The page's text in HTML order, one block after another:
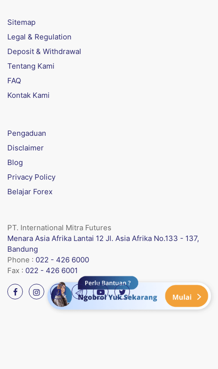
Sitemap
Legal & Regulation
Deposit & Withdrawal
Tentang Kami
FAQ
Kontak Kami
Pengaduan
Disclaimer
Blog
Privacy Policy
Belajar Forex
PT. International Mitra Futures
Menara Asia Afrika Lantai 12 Jl. Asia Afrika No.133 - 137,
Bandung
Phone : 022 - 426 6000
Fax : 022 - 426 6001